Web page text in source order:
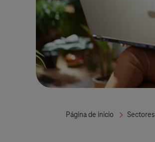
Página de inicio Sectores